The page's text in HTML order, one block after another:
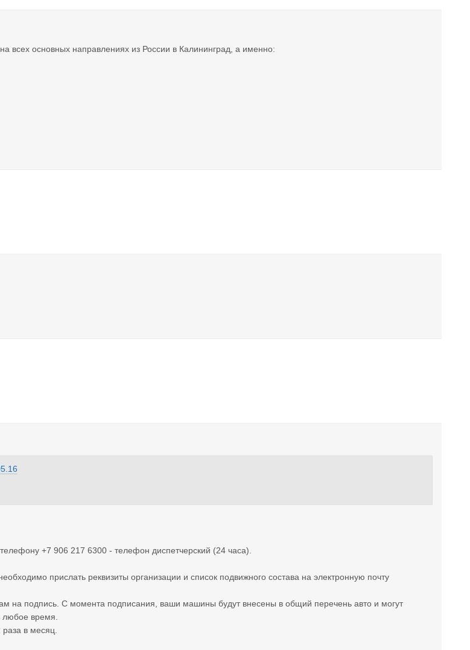
основных направлениях из России в Калининград, а именно:
+7 906 217 6300 - телефон диспетчерский (24 часа).
прислать реквизиты организации и список подвижного состава на электронную почту
на подпись. С момента подписания, ваши машины будут внесены в общий перечень авто и могут
время.
в месяц.